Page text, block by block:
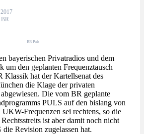
BR
BR Puls
bayerischen Privatradios und dem
um den geplanten Frequenztausch
Klassik hat der Kartellsenat des
die Klage der privaten
Die vom BR geplante
PULS auf den bislang von
Frequenzen sei rechtens, so die
ist aber damit noch nicht
Revision zugelassen hat.